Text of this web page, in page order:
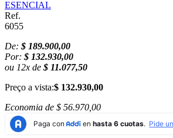
ESENCIAL
Ref.
6055
De: $ 189.900,00
Por: $ 132.930,00
ou 12x de $ 11.077,50
Preço a vista:$ 132.930,00
Economia de $ 56.970,00